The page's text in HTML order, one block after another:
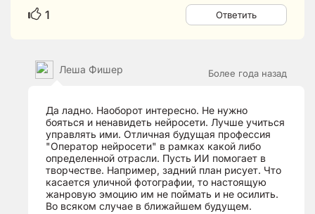
1 Ответить
Более года назад
Леша Фишер
Да ладно. Наоборот интересно. Не нужно
бояться и ненавидеть нейросети. Лучше учиться
управлять ими. Отличная будущая профессия
"Оператор нейросети" в рамках какой либо
определенной отрасли. Пусть ИИ помогает в
творчестве. Например, задний план рисует. Что
касается уличной фотографии, то настоящую
жанровую эмоцию им не поймать и не осилить.
Во всяком случае в ближайшем будущем.